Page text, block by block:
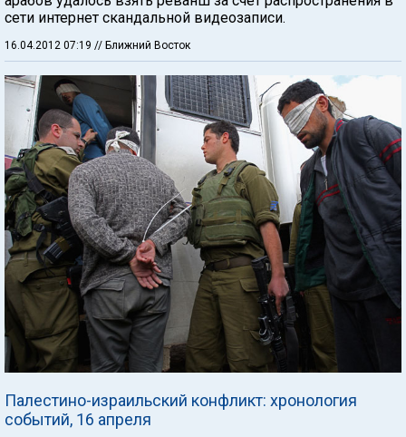
сети интернет скандальной видеозаписи.
16.04.2012 07:19 // Ближний Восток
Палестино-израильский конфликт: хронология
событий, 16 апреля